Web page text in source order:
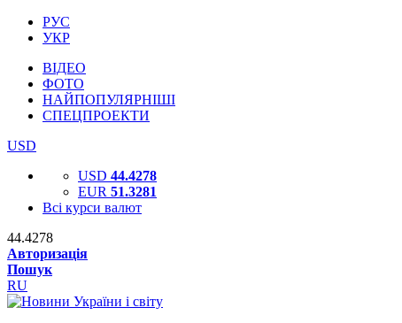
РУС
УКР
ВІДЕО
ФОТО
НАЙПОПУЛЯРНІШІ
СПЕЦПРОЕКТИ
USD
USD 44.4278
EUR 51.3281
Всі курси валют
44.4278
Авторизація
Пошук
RU